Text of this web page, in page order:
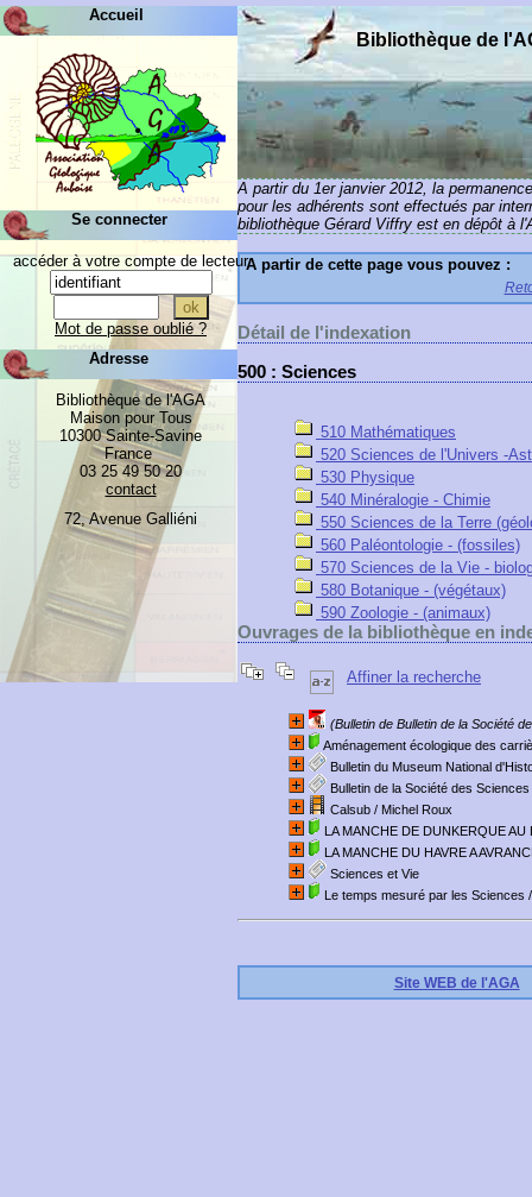
A partir du 1er janvier 2012, la
pour les adhérents sont effectués par
bibliothèque Gérard Viffry est en dépôt à
A partir de cette page vous pouvez :
Détail de l'indexation
500 : Sciences
510 Mathématiques
520 Sciences de l'Univers -
530 Physique
540 Minéralogie - Chimie
550 Sciences de la Terre
560 Paléontologie - (fossiles)
570 Sciences de la Vie -
580 Botanique - (végétaux)
590 Zoologie - (animaux)
Ouvrages de la bibliothèque en
Affiner la recherche
(Bulletin de Bulletin de la Société
Aménagement écologique des
Bulletin du Museum National
Bulletin de la Société des
Calsub / Michel Roux
LA MANCHE DE DUNKERQUE
LA MANCHE DU HAVRE A
Sciences et Vie
Le temps mesuré par les Sciences
Site WEB de l'AGA
Bibliothèque de
Accueil
Se connecter
accéder à votre compte de lecteur
Mot de passe oublié ?
Adresse
Bibliothèque de l'AGA
Maison pour Tous
10300 Sainte-Savine
France
03 25 49 50 20
contact
72, Avenue Galliéni